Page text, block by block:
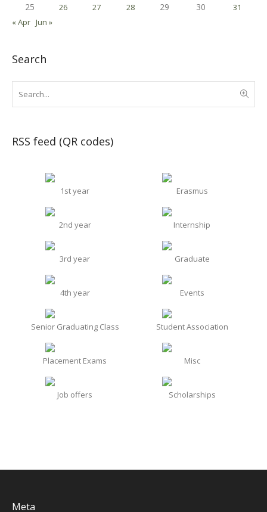
25
26 27 28 29 30
31
« Apr Jun »
Search
RSS feed (QR codes)
1st year Erasmus
2nd year Internship
3rd year Graduate
4th year Events
Senior Graduating Class Student Association
Placement Exams Misc
Job offers Scholarships
Meta